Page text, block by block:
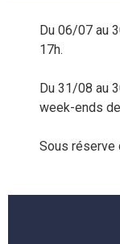
Du 06/07 au
17h.
Du 31/08 au
week-ends
Sous réserve